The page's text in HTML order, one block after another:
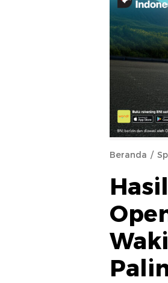
Beranda